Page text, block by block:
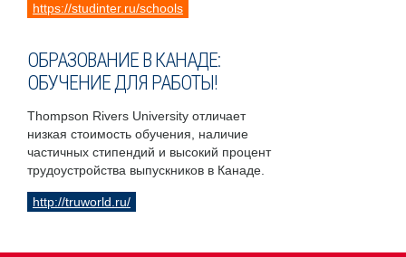
https://studinter.ru/schools
ОБРАЗОВАНИЕ В КАНАДЕ:
ОБУЧЕНИЕ ДЛЯ РАБОТЫ!
Thompson Rivers University отличает
низкая стоимость обучения, наличие
частичных стипендий и высокий процент
трудоустройства выпускников в Канаде.
http://truworld.ru/